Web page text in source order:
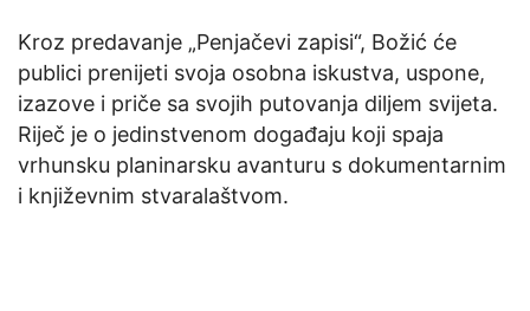
Kroz predavanje „Penjačevi zapisi“, Božić će
publici prenijeti svoja osobna iskustva, uspone,
izazove i priče sa svojih putovanja diljem svijeta.
Riječ je o jedinstvenom događaju koji spaja
vrhunsku planinarsku avanturu s dokumentarnim
i književnim stvaralaštvom.